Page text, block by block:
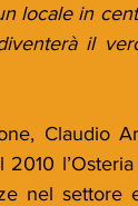
locale in
il
Claudio
nel settore